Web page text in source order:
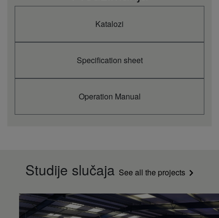
Katalozi
Specification sheet
Operation Manual
Studije slučaja See all the projects